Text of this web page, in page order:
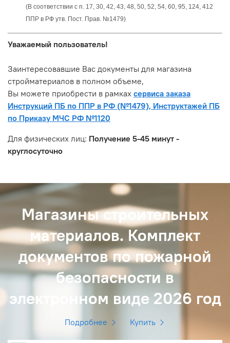
(В соответствии с п. 17, 30, 42, 43, 48, 50, 52, 54, 60, 95, 124, 412
ППР в РФ утв. Пост. Прав. №1479)
Уважаемый пользователь!
Заинтересовавшие Вас документы для магазина
стройматериалов в полном объеме,
Вы можете приобрести в рамках сервиса заказа
Инструкций ПБ по ППР в РФ (№1479), Инструктажей ПБ
по Приказу МЧС РФ №1120
Для физических лиц: Получение 5-45 минут -
круглосуточно
Магазины строительных
материалов. Комплект
документов по пожарной
безопасности в
электронном виде 2026 год
Подробнее Купить